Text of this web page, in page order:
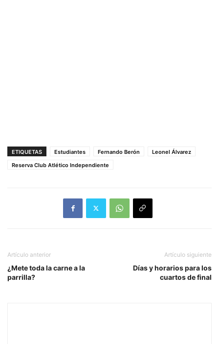
ETIQUETAS Estudiantes Fernando Berón
Leonel Álvarez
Reserva Club Atlético Independiente
Artículo anterior
¿Mete toda la carne a la
parrilla?
Artículo siguiente
Días y horarios para los
cuartos de final